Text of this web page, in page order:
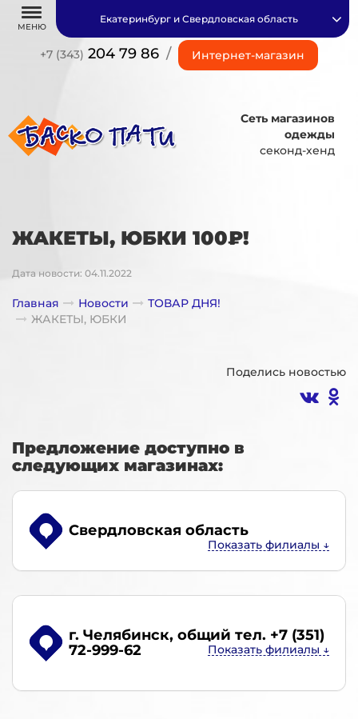
МЕНЮ
+7 (343) 204 79 86 / Интернет-магазин
Екатеринбург и Свердловская область
Сеть магазинов
одежды
секонд-хенд
ЖАКЕТЫ, ЮБКИ 100₽!
Дата новости: 04.11.2022
Главная Новости
ТОВАР ДНЯ!
ЖАКЕТЫ, ЮБКИ
Поделись новостью
Предложение доступно в
следующих магазинах:
Свердловская область
г. Челябинск, общий тел. +7 (351)
72-999-62